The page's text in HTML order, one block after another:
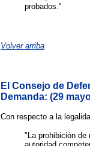
probados."
Volver arriba
El Consejo de
Demanda: (29
Con respecto a la
"La prohibición de